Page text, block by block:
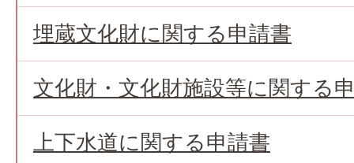
埋蔵文化財に関する申請書
文化財・文化財施設等に関する
上下水道に関する申請書